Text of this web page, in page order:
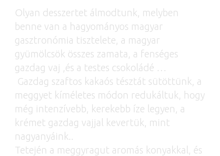
Olyan desszertet álmodtunk, melyben
benne van a hagyományos magyar
gasztronómia tisztelete, a magyar
gyümölcsök összes zamata, a fenséges
gazdag vaj ,és a testes csokoládé …
Gazdag szaftos kakaós tésztát sütöttünk, a
meggyet kíméletes módon redukáltuk, hogy
még intenzívebb, kerekebb íze legyen, a
krémet gazdag vajjal kevertük, mint
nagyanyáink..
Tetején a meggyragut aromás konyakkal, és